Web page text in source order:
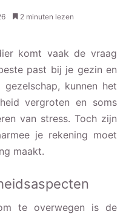
2 minuten lezen
komt vaak de vraag
past bij je gezin en
kunnen het
vergroten en soms
van stress. Toch zijn
je rekening moet
maakt.
te overwegen is de